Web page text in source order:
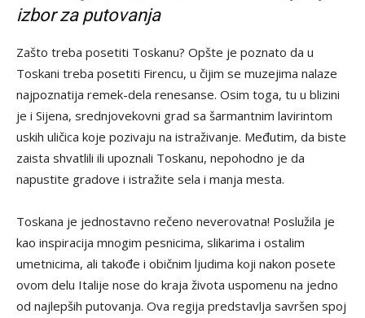
izbor za putovanja
Zašto treba posetiti Toskanu? Opšte je poznato da u
Toskani treba posetiti Firencu, u čijim se muzejima nalaze
najpoznatija remek-dela renesanse. Osim toga, tu u blizini
je i Sijena, srednjovekovni grad sa šarmantnim lavirintom
uskih uličica koje pozivaju na istraživanje. Međutim, da biste
zaista shvatlili ili upoznali Toskanu, nepohodno je da
napustite gradove i istražite sela i manja mesta.
Toskana je jednostavno rečeno neverovatna! Poslužila je
kao inspiracija mnogim pesnicima, slikarima i ostalim
umetnicima, ali takođe i običnim ljudima koji nakon posete
ovom delu Italije nose do kraja života uspomenu na jedno
od najlepših putovanja. Ova regija predstavlja savršen spoj